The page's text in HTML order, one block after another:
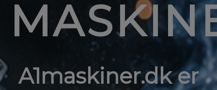
A1maskiner.dk er